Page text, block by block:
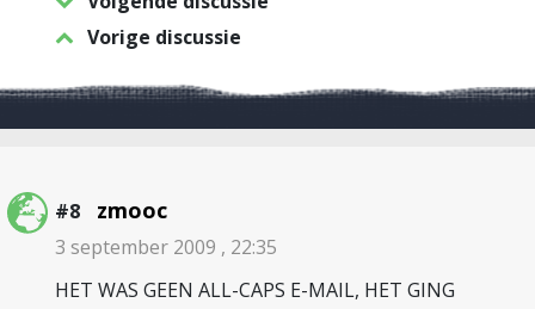
Vorige discussie
#8 zmooc
3 september 2009 , 22:35
HET WAS GEEN ALL-CAPS E-MAIL, HET GING